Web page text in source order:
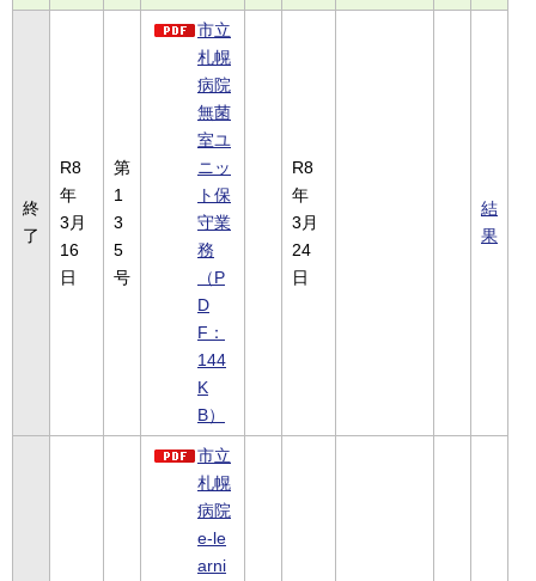
終
了
R8
年
3月
16
日
第
1
3
5
号
市立
札幌
病院
無菌
室ユ
ニッ
ト保
守業
務
（P
D
F：
144
K
B）
R8
年
3月
24
日
結
果
市立
札幌
病院
e-le
arni